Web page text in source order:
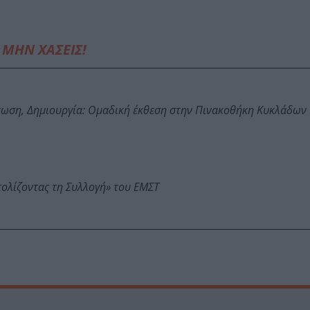
ΜΗΝ ΧΑΣΕΙΣ!
Δημιουργία: Ομαδική έκθεση στην Πινακοθήκη Κυκλάδων
τη Συλλογή» του ΕΜΣΤ